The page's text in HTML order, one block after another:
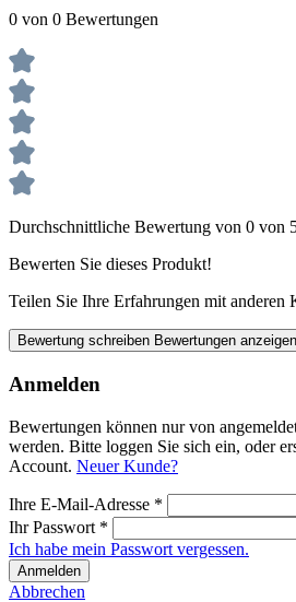
0 von 0 Bewertungen
Durchschnittliche Bewertung von 0 von
Bewerten Sie dieses Produkt!
Teilen Sie Ihre Erfahrungen mit anderen
Bewertung schreiben Bewertungen anzeigen
Anmelden
Bewertungen können nur von
werden. Bitte loggen Sie sich ein, oder
Account. Neuer Kunde?
Ihre E-Mail-Adresse *
Ihr Passwort *
Ich habe mein Passwort vergessen.
Anmelden
Abbrechen